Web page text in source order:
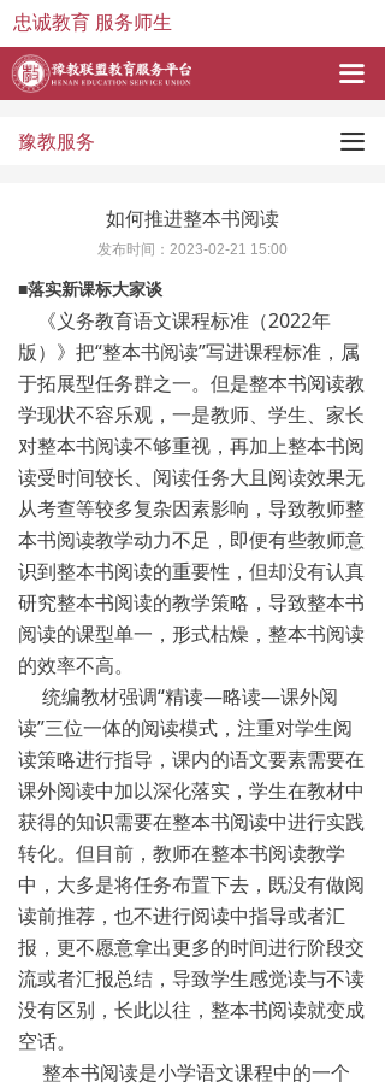
忠诚教育 服务师生
끀
豫教服务 끀
如何推进整本书阅读
■落实新课标大家谈
《义务教育语文课程标准（2022年
版）》把“整本书阅读”写进课程标准，属
于拓展型任务群之一。但是整本书阅读教
学现状不容乐观，一是教师、学生、家长
对整本书阅读不够重视，再加上整本书阅
读受时间较长、阅读任务大且阅读效果无
从考查等较多复杂因素影响，导致教师整
本书阅读教学动力不足，即便有些教师意
识到整本书阅读的重要性，但却没有认真
研究整本书阅读的教学策略，导致整本书
阅读的课型单一，形式枯燥，整本书阅读
的效率不高。
统编教材强调“精读—略读—课外阅
读”三位一体的阅读模式，注重对学生阅
读策略进行指导，课内的语文要素需要在
课外阅读中加以深化落实，学生在教材中
获得的知识需要在整本书阅读中进行实践
转化。但目前，教师在整本书阅读教学
中，大多是将任务布置下去，既没有做阅
读前推荐，也不进行阅读中指导或者汇
报，更不愿意拿出更多的时间进行阶段交
流或者汇报总结，导致学生感觉读与不读
没有区别，长此以往，整本书阅读就变成
空话。
整本书阅读是小学语文课程中的一个
发布时间： 2023-02-21 15:00